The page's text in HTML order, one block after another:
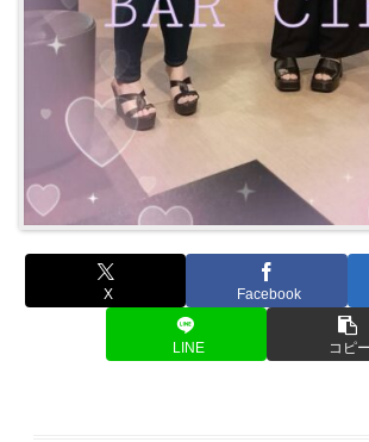
X Facebook
LINE コピー